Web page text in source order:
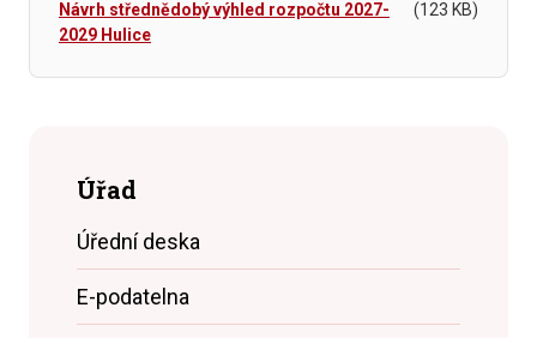
Návrh střednědobý výhled rozpočtu 2027-
2029 Hulice
(123 KB)
Úřad
Úřední deska
E-podatelna